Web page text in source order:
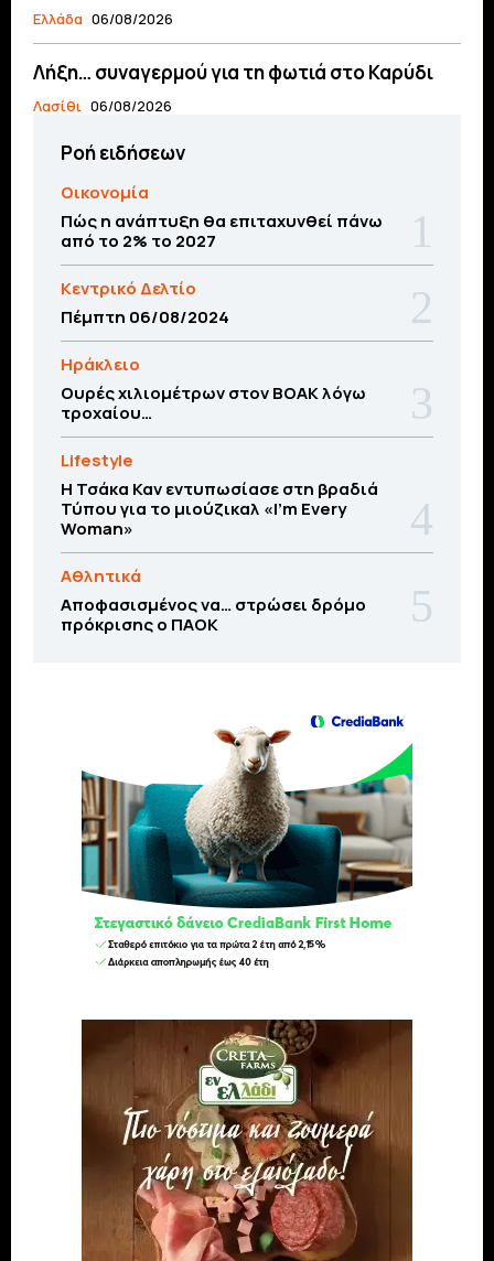
Ελλάδα 06/08/2026
Λήξη… συναγερμού για τη φωτιά στο Καρύδι
Λασίθι 06/08/2026
Ροή ειδήσεων
Οικονομία
Πώς η ανάπτυξη θα επιταχυνθεί πάνω
από το 2% το 2027
Κεντρικό Δελτίο
Πέμπτη 06/08/2024
Ηράκλειο
Ουρές χιλιομέτρων στον ΒΟΑΚ λόγω
τροχαίου…
Lifestyle
Η Τσάκα Καν εντυπωσίασε στη βραδιά
Τύπου για το μιούζικαλ «I’m Every
Woman»
Αθλητικά
Αποφασισμένος να… στρώσει δρόμο
πρόκρισης ο ΠΑΟΚ